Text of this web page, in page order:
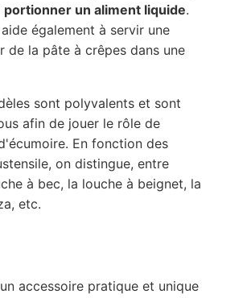
portionner un aliment liquide.
également à servir une
de la pâte à crêpes dans une
sont polyvalents et sont
afin de jouer le rôle de
En fonction des
on distingue, entre
à bec, la louche à beignet, la
etc.
accessoire pratique et unique